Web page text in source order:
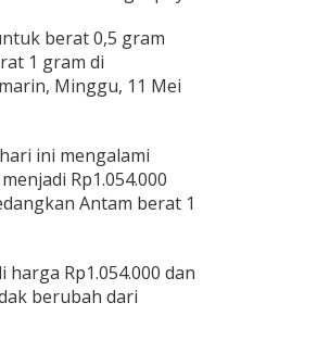
berat 0,5 gram
1 gram di
Minggu, 11 Mei
ini mengalami
Rp1.054.000
Antam berat 1
Rp1.054.000 dan
berubah dari